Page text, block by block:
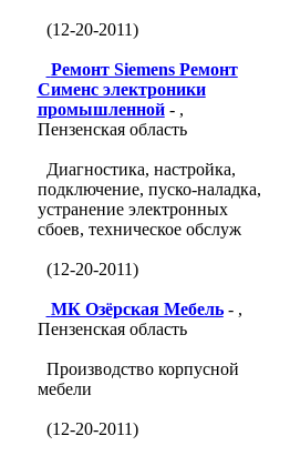
(12-20-2011)
Ремонт Siemens Ремонт
Сименс электроники
промышленной- ,
Пензенская область
Диагностика, настройка,
подключение, пуско-наладка,
устранение электронных
сбоев, техническое обслуж
(12-20-2011)
МК Озёрская Мебель- ,
Пензенская область
Производство корпусной
мебели
(12-20-2011)